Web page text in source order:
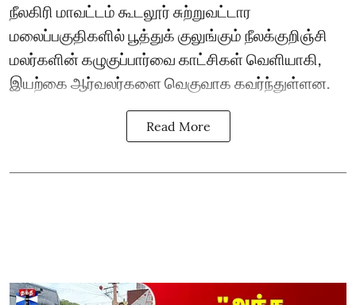
நீலகிரி மாவட்டம் கூடலூர் சுற்றுவட்டார
மலைப்பகுதிகளில் பூத்துக் குலுங்கும் நீலக்குறிஞ்சி
மலர்களின் கழுகுப்பார்வை காட்சிகள் வெளியாகி,
இயற்கை ஆர்வலர்களை வெகுவாக கவர்ந்துள்ளன.
Read More